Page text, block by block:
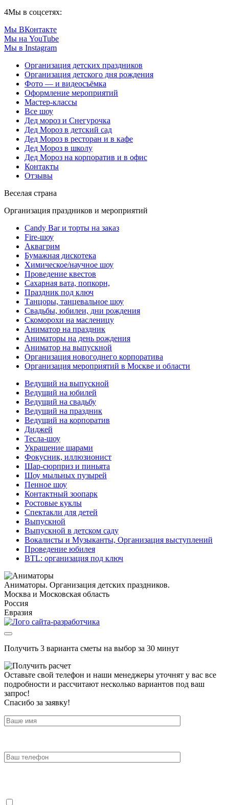
4Мы в соцсетях:
Мы ВКонтакте
Мы на YouTube
Мы в Instagram
Организация детских праздников
Организация детского дня рождения
Фото — и видеосъёмка
Оформление мероприятий
Мастер-классы
Все шоу
Дед мороз и Снегурочка
Дед Мороз в детский сад
Дед Мороз в ресторан и в кафе
Дед Мороз в школу
Дед Мороз на корпоратив и в офис
Контакты
Отзывы
Веселая страна
Организация праздников и мероприятий
Candy Bar и торты на заказ
Fire-шоу
Аквагрим
Бумажная дискотека
Химическое/научное шоу
Проведение квестов
Сахарная вата, попкорн,
Праздник под ключ
Танцоры, танцевальное шоу
Свадьбы, юбилеи, дни рождения
Скоморохи на масленицу
Аниматор на праздник
Аниматоры на день рождения
Аниматор на выпускной
Организация новогоднего корпоратива
Организация мероприятий в Москве и области
Ведущий на выпускной
Ведущий на юбилей
Ведущий на свадьбу
Ведущий на праздник
Ведущий на корпоратив
Диджей
Тесла-шоу
Украшение шарами
Фокусник, иллюзионист
Шар-сюрприз и пиньята
Шоу мыльных пузырей
Пенное шоу
Контактный зоопарк
Ростовые куклы
Спектакли для детей
Выпускной
Выпускной в детском саду
Вокалисты и Музыканты, Организация выступлений
Проведение юбилея
BTL: организация под ключ
Аниматоры. Организация детских праздников.
Москва и Московская область
Россия
Евразия
Получить 3 варианта сметы на выбор за 30 минут
Оставьте свой телефон и наши менеджеры уточнят у вас все
подробности и рассчитают несколько вариантов под ваш
запрос!
Спасибо за заявку!